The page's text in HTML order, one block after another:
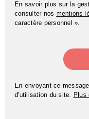
En savoir plus sur la
consulter nos mentions
caractère personnel ».
En envoyant ce
d'utilisation du site. Plus